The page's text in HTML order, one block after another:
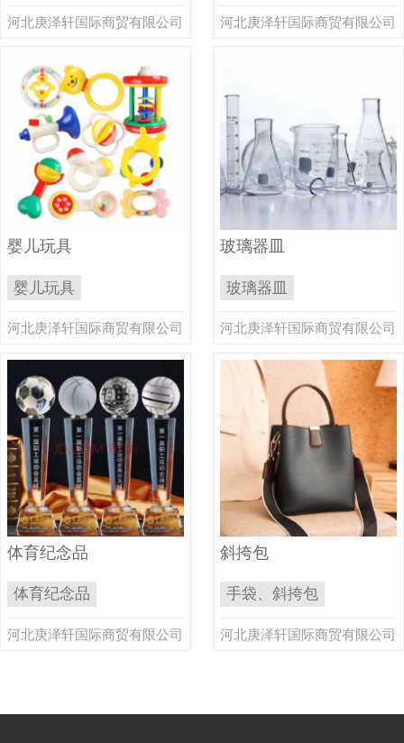
河北庚泽轩国际商贸有限公司 河北庚泽轩国际商贸有限公司
婴儿玩具
婴儿玩具
河北庚泽轩国际商贸有限公司
玻璃器皿
玻璃器皿
河北庚泽轩国际商贸有限公司
体育纪念品
体育纪念品
河北庚泽轩国际商贸有限公司
斜挎包
手袋、斜挎包
河北庚泽轩国际商贸有限公司